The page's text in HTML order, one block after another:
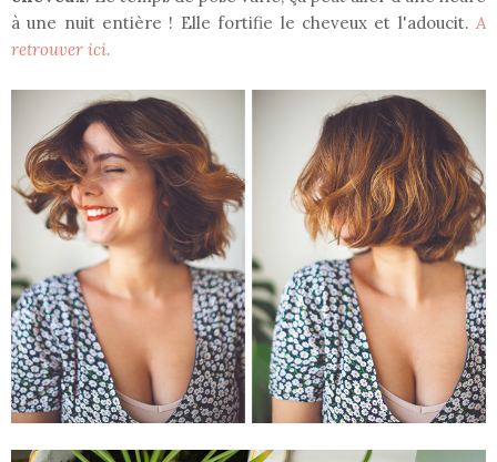
à une nuit entière ! Elle fortifie le cheveux et l'adoucit. A
retrouver ici.